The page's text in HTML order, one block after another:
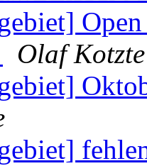
Olaf Kotzte